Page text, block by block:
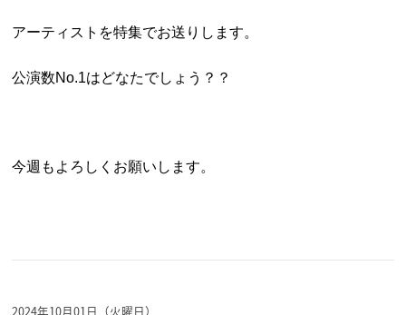
アーティストを特集でお送りします。
公演数No.1はどなたでしょう？？
今週もよろしくお願いします。
2024年10月01日（火曜日）